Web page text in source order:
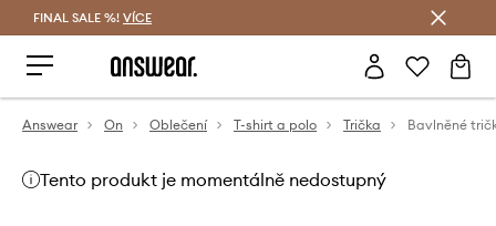
FINAL SALE %! VÍCE
Answear On Oblečení T-shirt a polo Trička Bavlněné
Tento produkt je momentálně nedostupný